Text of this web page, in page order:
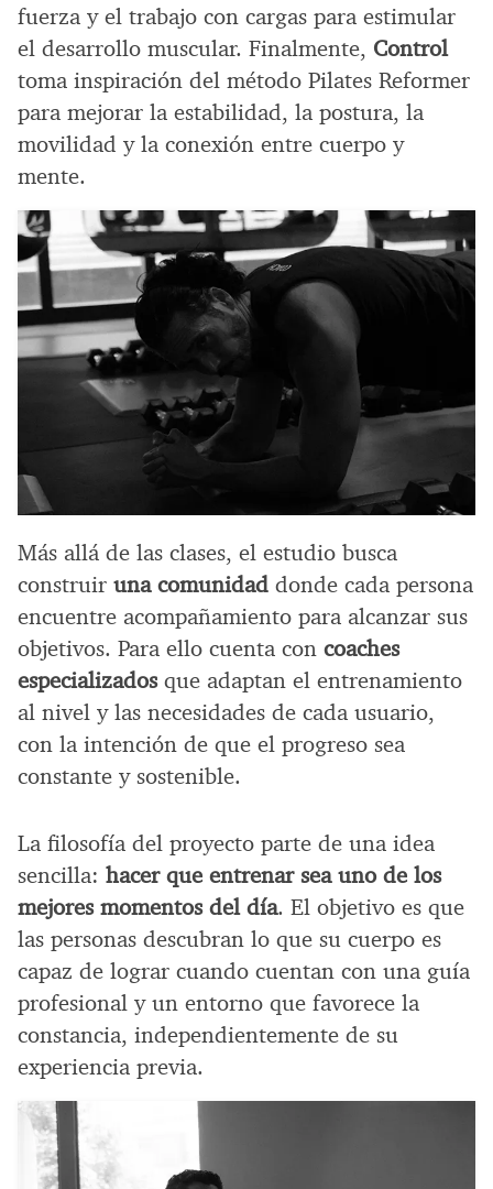
fuerza y el trabajo con cargas para estimular
el desarrollo muscular. Finalmente, Control
toma inspiración del método Pilates Reformer
para mejorar la estabilidad, la postura, la
movilidad y la conexión entre cuerpo y
mente.
Más allá de las clases, el estudio busca
construir una comunidad donde cada persona
encuentre acompañamiento para alcanzar sus
objetivos. Para ello cuenta con coaches
especializadosque adaptan el entrenamiento
al nivel y las necesidades de cada usuario,
con la intención de que el progreso sea
constante y sostenible.
La filosofía del proyecto parte de una idea
sencilla: hacer que entrenar sea uno de los
mejores momentos del día. El objetivo es que
las personas descubran lo que su cuerpo es
capaz de lograr cuando cuentan con una guía
profesional y un entorno que favorece la
constancia, independientemente de su
experiencia previa.